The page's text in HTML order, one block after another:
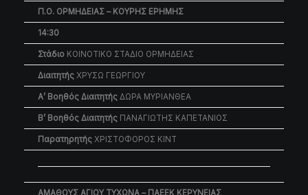
Π.Ο. ΟΡΜΗΔΕΙΑΣ – ΚΟΥΡΗΣ ΕΡΗΜΗΣ
14:30
Στάδιο ΚΟΙΝΟΤΙΚΟ ΣΤΑΔΙΟ ΟΡΜΗΔΕΙΑΣ
Διαιτητής ΧΡΥΣΩ ΓΕΩΡΓΙΟΥ
Α’ Βοηθός Διαιτητής ΔΩΡΑ ΜΥΡΙΑΝΘΕΑ
Β’ Βοηθός Διαιτητής ΠΑΝΑΓΙΩΤΗΣ ΚΑΠΕΤΑΝΙΟΣ
Παρατηρητής ΧΡΙΣΤΟΦΟΡΟΣ ΚΙΝΤ